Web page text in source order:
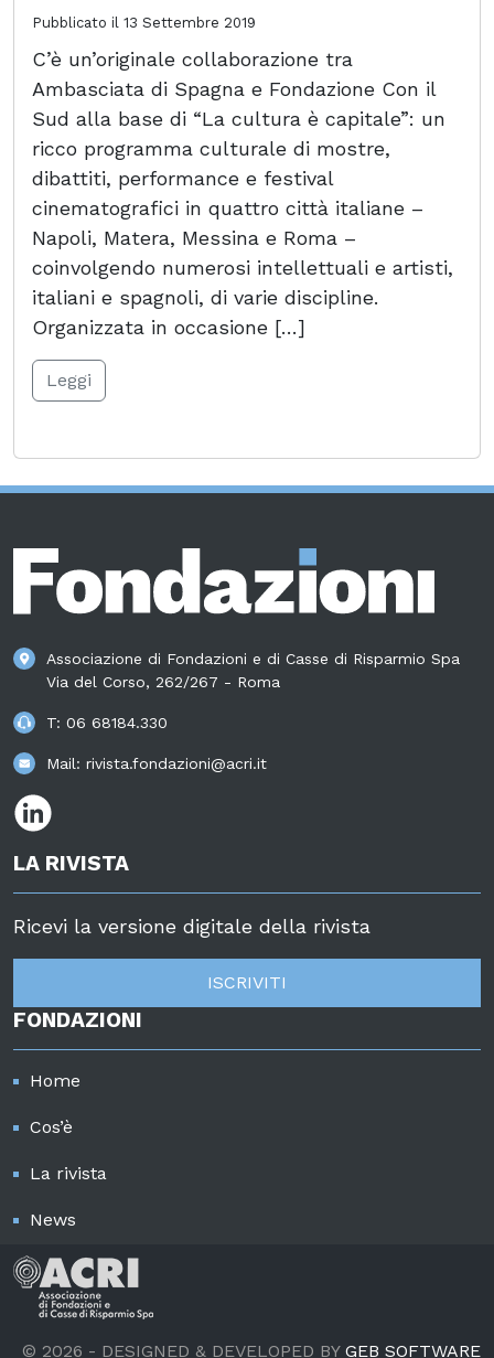
Pubblicato il 13 Settembre 2019
C’è un’originale collaborazione tra
Ambasciata di Spagna e Fondazione Con il
Sud alla base di “La cultura è capitale”: un
ricco programma culturale di mostre,
dibattiti, performance e festival
cinematografici in quattro città italiane –
Napoli, Matera, Messina e Roma –
coinvolgendo numerosi intellettuali e artisti,
italiani e spagnoli, di varie discipline.
Organizzata in occasione […]
Leggi
Associazione di Fondazioni e di Casse di Risparmio Spa
Via del Corso, 262/267 - Roma
T: 06 68184.330
Mail: rivista.fondazioni@acri.it
LA RIVISTA
Ricevi la versione digitale della rivista
ISCRIVITI
FONDAZIONI
Home
Cos’è
La rivista
News
© 2026 - DESIGNED & DEVELOPED BY GEB SOFTWARE